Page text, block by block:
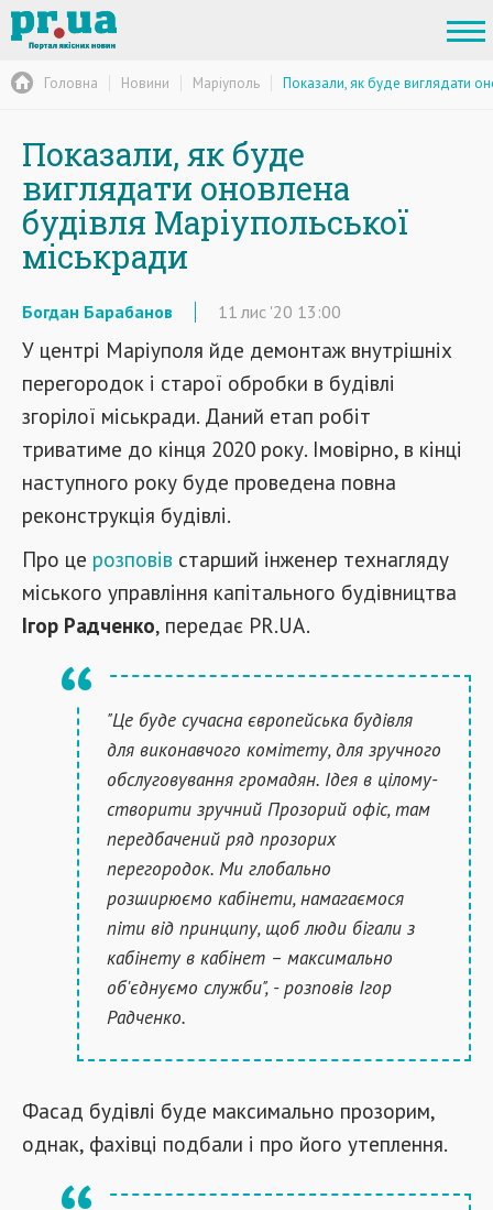
Головна Новини Маріуполь Показали, як буде виглядати
Показали, як буде
виглядати оновлена
будівля Маріупольської
міськради
Богдан Барабанов 11 лис '20 13:00
У центрі Маріуполя йде демонтаж внутрішніх
перегородок і старої обробки в будівлі
згорілої міськради. Даний етап робіт
триватиме до кінця 2020 року. Імовірно, в кінці
наступного року буде проведена повна
реконструкція будівлі.
Про це розповів старший інженер технагляду
міського управління капітального будівництва
Ігор Радченко, передає PR.UA.
"Це буде сучасна європейська будівля
для виконавчого комітету, для зручного
обслуговування громадян. Ідея в цілому-
створити зручний Прозорий офіс, там
передбачений ряд прозорих
перегородок. Ми глобально
розширюємо кабінети, намагаємося
піти від принципу, щоб люди бігали з
кабінету в кабінет – максимально
об'єднуємо служби", - розповів Ігор
Радченко.
Фасад будівлі буде максимально прозорим,
однак, фахівці подбали і про його утеплення.